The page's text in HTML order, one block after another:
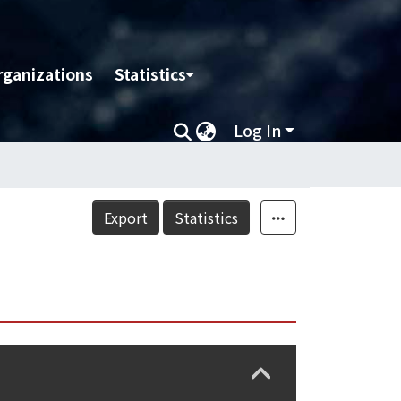
Statistics
Log In
Export Statistics